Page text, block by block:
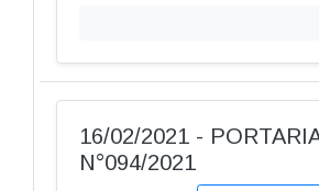
16/02/2021 -
N°094/2021